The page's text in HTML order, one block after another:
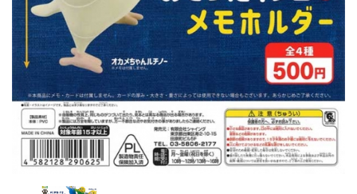
景品・玩具・文具
よくあるご質問